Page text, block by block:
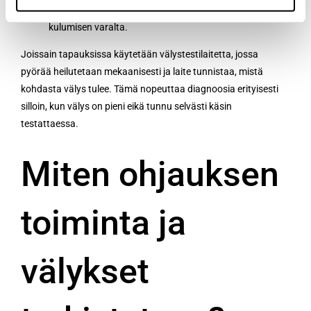
tarkistetaan murtumien, öljyvuotojen ja näkyvän
kulumisen varalta.
Joissain tapauksissa käytetään välystestilaitetta, jossa
pyörää heilutetaan mekaanisesti ja laite tunnistaa, mistä
kohdasta välys tulee. Tämä nopeuttaa diagnoosia erityisesti
silloin, kun välys on pieni eikä tunnu selvästi käsin
testattaessa.
Miten ohjauksen
toiminta ja
välykset